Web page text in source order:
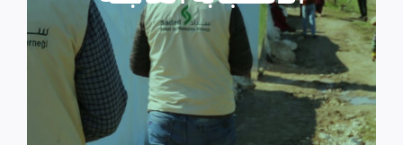
النزوح.
اقرأ المزيد